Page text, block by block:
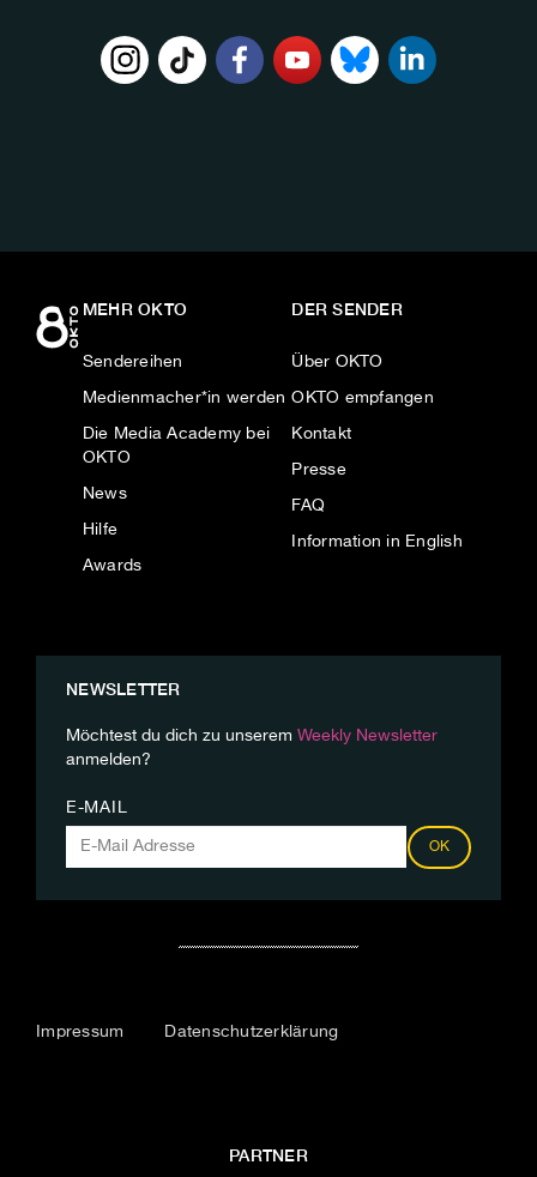
MEHR OKTO
Sendereihen
Medienmacher*in werden
Die Media Academy bei
OKTO
News
Hilfe
Awards
DER SENDER
Über OKTO
OKTO empfangen
Kontakt
Presse
FAQ
Information in English
NEWSLETTER
Möchtest du dich zu unserem Weekly Newsletter
anmelden?
E-MAIL
OK
Impressum Datenschutzerklärung
PARTNER